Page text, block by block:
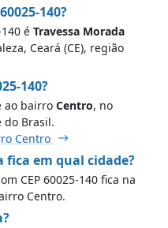
140?
é Travessa Morada
Ceará (CE), região
140?
ao bairro Centro, no
do Brasil.
Centro
fica em qual cidade?
CEP 60025-140 fica na
Centro.